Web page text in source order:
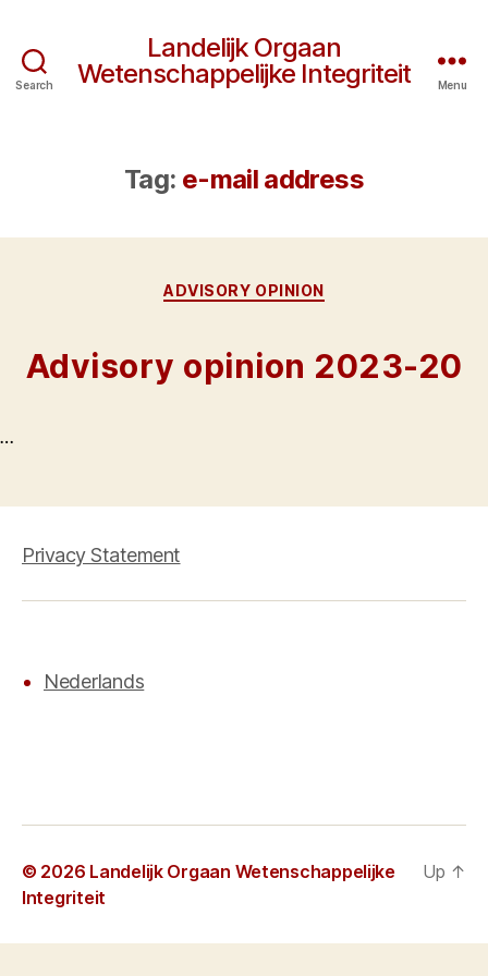
Search
Landelijk Orgaan
Wetenschappelijke Integriteit
Menu
Tag: e-mail address
Categories
ADVISORY OPINION
Advisory opinion 2023-20
…
Privacy Statement
Nederlands
© 2026 Landelijk Orgaan Wetenschappelijke
Integriteit
Up ↑